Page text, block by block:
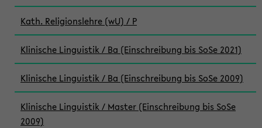
Kath. Religionslehre (wU) / P
Klinische Linguistik / Ba (Einschreibung bis SoSe 2021)
Klinische Linguistik / Ba (Einschreibung bis SoSe 2009)
Klinische Linguistik / Master (Einschreibung bis SoSe
2009)